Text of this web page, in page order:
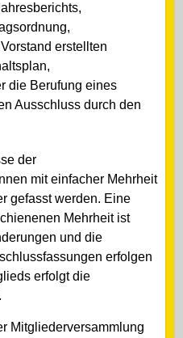
erstellten
die Berufung eines
Ausschluss durch den
der
mit einfacher Mehrheit
gefasst werden. Eine
Mehrheit ist
und die
erfolgen
erfolgt die
Mitgliederversammlung